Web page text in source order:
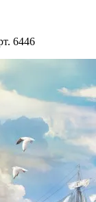
6446